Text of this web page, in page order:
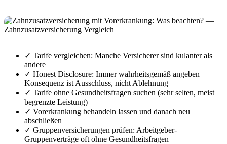
✓ Tarife vergleichen: Manche Versicherer sind kulanter als
andere
✓ Honest Disclosure: Immer wahrheitsgemäß angeben —
Konsequenz ist Ausschluss, nicht Ablehnung
✓ Tarife ohne Gesundheitsfragen suchen (sehr selten, meist
begrenzte Leistung)
✓ Vorerkrankung behandeln lassen und danach neu
abschließen
✓ Gruppenversicherungen prüfen: Arbeitgeber-
Gruppenverträge oft ohne Gesundheitsfragen